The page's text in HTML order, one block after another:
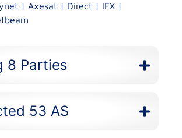
| Axesat | Direct | IFX |
8 Parties
53 AS